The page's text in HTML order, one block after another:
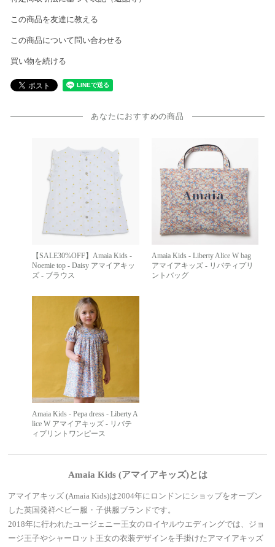
この商品を友達に教える
この商品について問い合わせる
買い物を続ける
あなたにおすすめの商品
【SALE30%OFF】Amaia Kids -
Noemie top - Daisy アマイアキッ
ズ - ブラウス
Amaia Kids - Liberty Alice W bag
アマイアキッズ - リバティプリ
ントバッグ
Amaia Kids - Pepa dress - Liberty A
lice W アマイアキッズ - リバテ
ィプリントワンピース
Amaia Kids (アマイアキッズ)とは
アマイアキッズ (Amaia Kids)は2004年にロンドンにショップをオープン
した英国発祥ベビー服・子供服ブランドです。
2018年に行われたユージェニー王女のロイヤルウエディングでは、ジョ
ージ王子やシャーロット王女の衣装デザインを手掛けたアマイアキッズ